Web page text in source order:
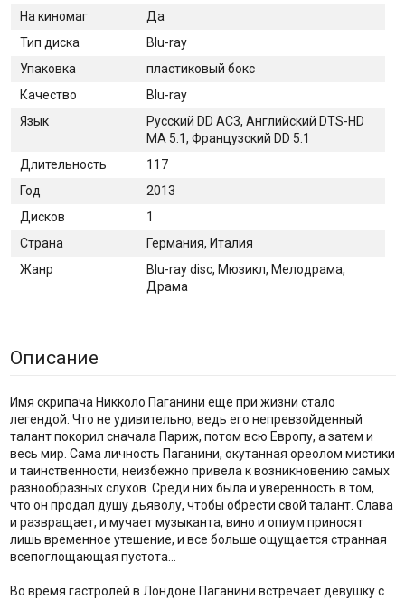
На киномаг
Да
Тип диска
Blu-ray
Упаковка
пластиковый бокс
Качество
Blu-ray
Язык
Русский DD AC3, Английский DTS-HD
MA 5.1, Французский DD 5.1
Длительность
117
Год
2013
Дисков
1
Страна
Германия, Италия
Жанр
Blu-ray disc, Мюзикл, Мелодрама,
Драма
Описание
Имя скрипача Никколо Паганини еще при жизни стало
легендой. Что не удивительно, ведь его непревзойденный
талант покорил сначала Париж, потом всю Европу, а затем и
весь мир. Сама личность Паганини, окутанная ореолом мистики
и таинственности, неизбежно привела к возникновению самых
разнообразных слухов. Среди них была и уверенность в том,
что он продал душу дьяволу, чтобы обрести свой талант. Слава
и развращает, и мучает музыканта, вино и опиум приносят
лишь временное утешение, и все больше ощущается странная
всепоглощающая пустота…
Во время гастролей в Лондоне Паганини встречает девушку с